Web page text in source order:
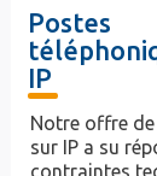
Postes
IP
Notre offre
sur IP a su
contraintes